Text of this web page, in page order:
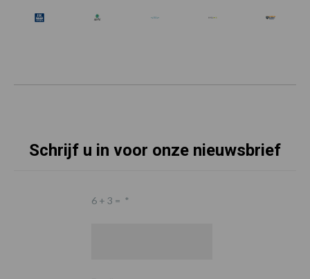
Schrijf u in voor onze nieuwsbrief
6 + 3 = *